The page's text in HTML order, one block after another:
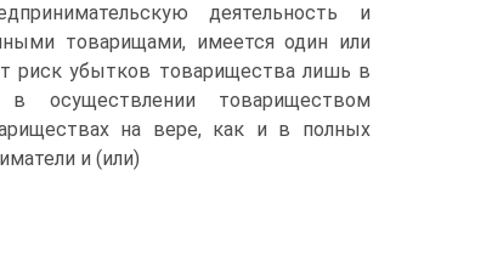
деятельность и
товарищами, имеется один или
риск убытков товарищества лишь в
товариществом
на вере, как и в полных
и (или)